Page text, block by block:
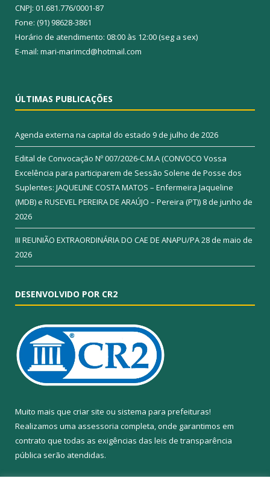
CNPJ: 01.681.776/0001-87
Fone: (91) 98628-3861
Horário de atendimento: 08:00 às 12:00 (seg a sex)
E-mail: mari-marimcd@hotmail.com
ÚLTIMAS PUBLICAÇÕES
Agenda externa na capital do estado 9 de julho de 2026
Edital de Convocação Nº 007/2026-C.M.A (CONVOCO Vossa
Excelência para participarem de Sessão Solene de Posse dos
Suplentes: JAQUELINE COSTA MATOS – Enfermeira Jaqueline
(MDB) e RUSEVEL PEREIRA DE ARAÚJO – Pereira (PT)) 8 de junho de
2026
III REUNIÃO EXTRAORDINÁRIA DO CAE DE ANAPU/PA28 de maio de
2026
DESENVOLVIDO POR CR2
Muito mais que criar site ou sistema para prefeituras!
Realizamos uma assessoria completa, onde garantimos em
contrato que todas as exigências das leis de transparência
pública serão atendidas.